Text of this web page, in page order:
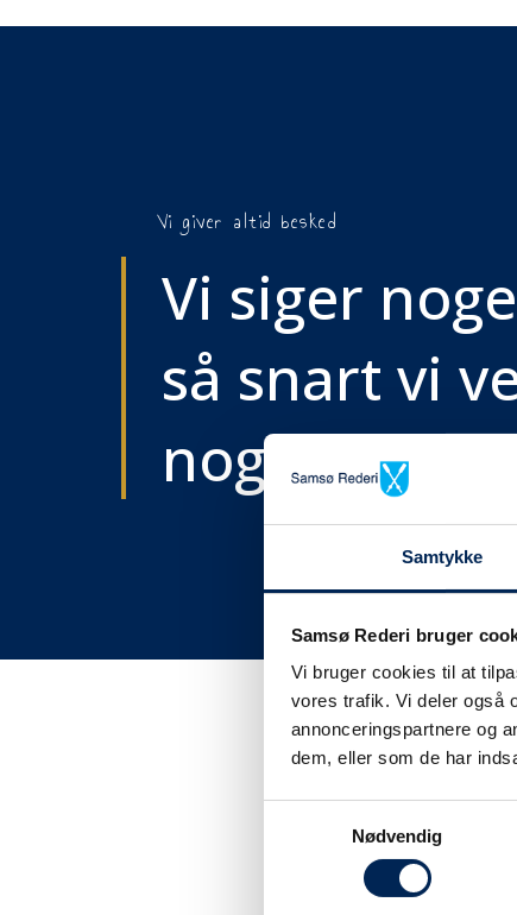
Samtykke
Samsø Rederi bruger
Vi bruger cookies til at
vores trafik. Vi deler også
annonceringspartnere og
dem, eller som de har
Nødvendig
Vi giver altid besked
Vi siger
så snart vi
noget..
Få
Tilmeld dig